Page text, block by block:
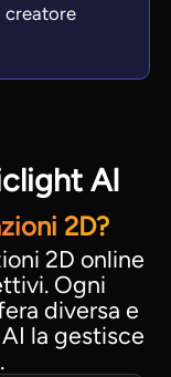
creatore
AI
2D?
2D online
Ogni
diversa e
la gestisce